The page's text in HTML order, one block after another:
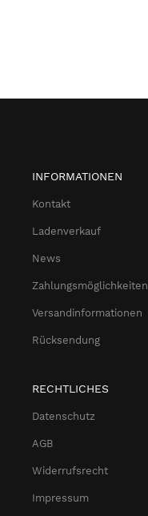
INFORMATIONEN
Kontakt
Ladenverkauf
News
Zahlungsmöglichkeiten
Versandinformationen
Rücksendung
RECHTLICHES
Datenschutz
AGB
Widerrufsrecht
Impressum